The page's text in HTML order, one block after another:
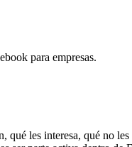
para empresas.
qué les interesa, qué no